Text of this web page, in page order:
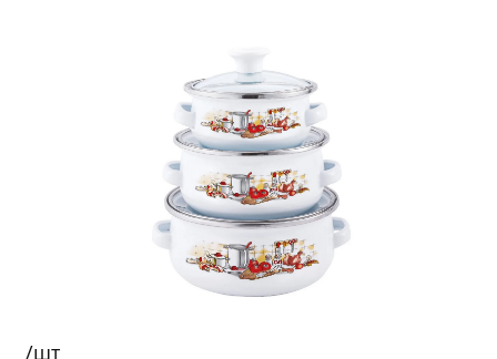
/шт
Добавляйте товары